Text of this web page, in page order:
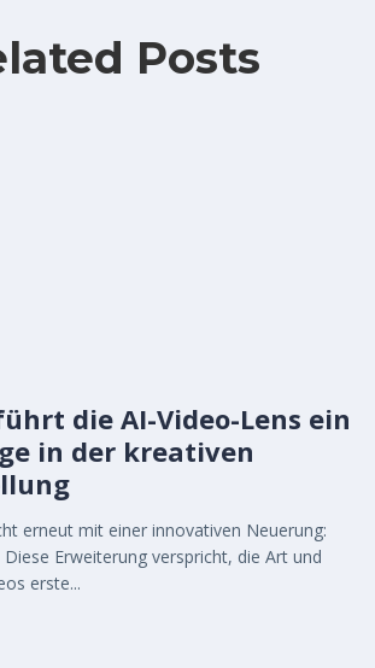
Posts
die AI-Video-Lens ein
in der kreativen
erneut mit einer innovativen Neuerung:
Diese Erweiterung verspricht, die Art und
erste...